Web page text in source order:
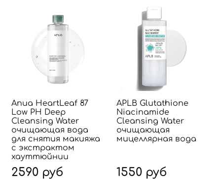
Anua HeartLeaf 87
Low PH Deep
Cleansing Water
очищающая вода
для снятия макияжа
с экстрактом
хауттюйнии
2590 руб
APLB Glutathione
Niacinamide
Cleansing Water
очищающая
мицеллярная вода
1550 руб